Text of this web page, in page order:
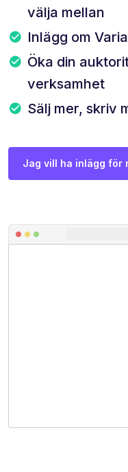
välja mellan
Inlägg om
Öka din
verksamhet
Sälj mer, skriv
Jag vill ha inlägg för